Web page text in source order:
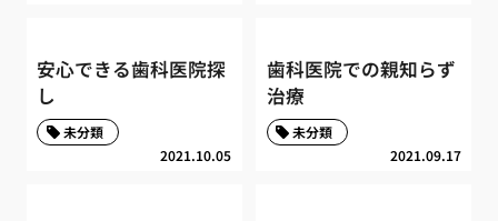
安心できる歯科医院探
し
2021.10.05
未分類
歯科医院での親知らず
治療
2021.09.17
未分類